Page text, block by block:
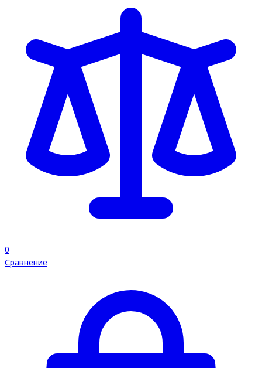
0
Сравнение